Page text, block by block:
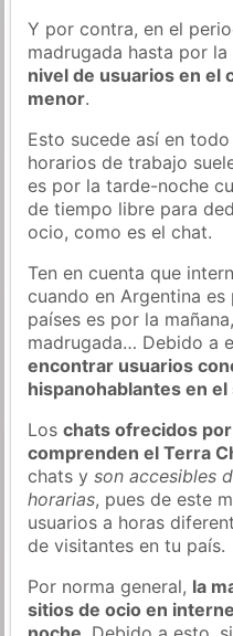
Y por contra, en el
madrugada hasta por
nivel de usuarios en el
menor.
Esto sucede así en
horarios de trabajo
es por la tarde-noche
de tiempo libre para
ocio, como es el chat.
Ten en cuenta que
cuando en Argentina
países es por la
madrugada… Debido a
encontrar usuarios
hispanohablantes en
Loschats ofrecidos
comprenden el Terra
chats yson accesibles
horarias, pues de este
usuarios a horas
de visitantes en tu país.
Por norma general, la
sitios de ocio en